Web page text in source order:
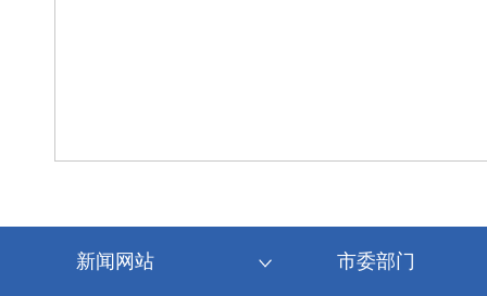
新闻网站 市委部门